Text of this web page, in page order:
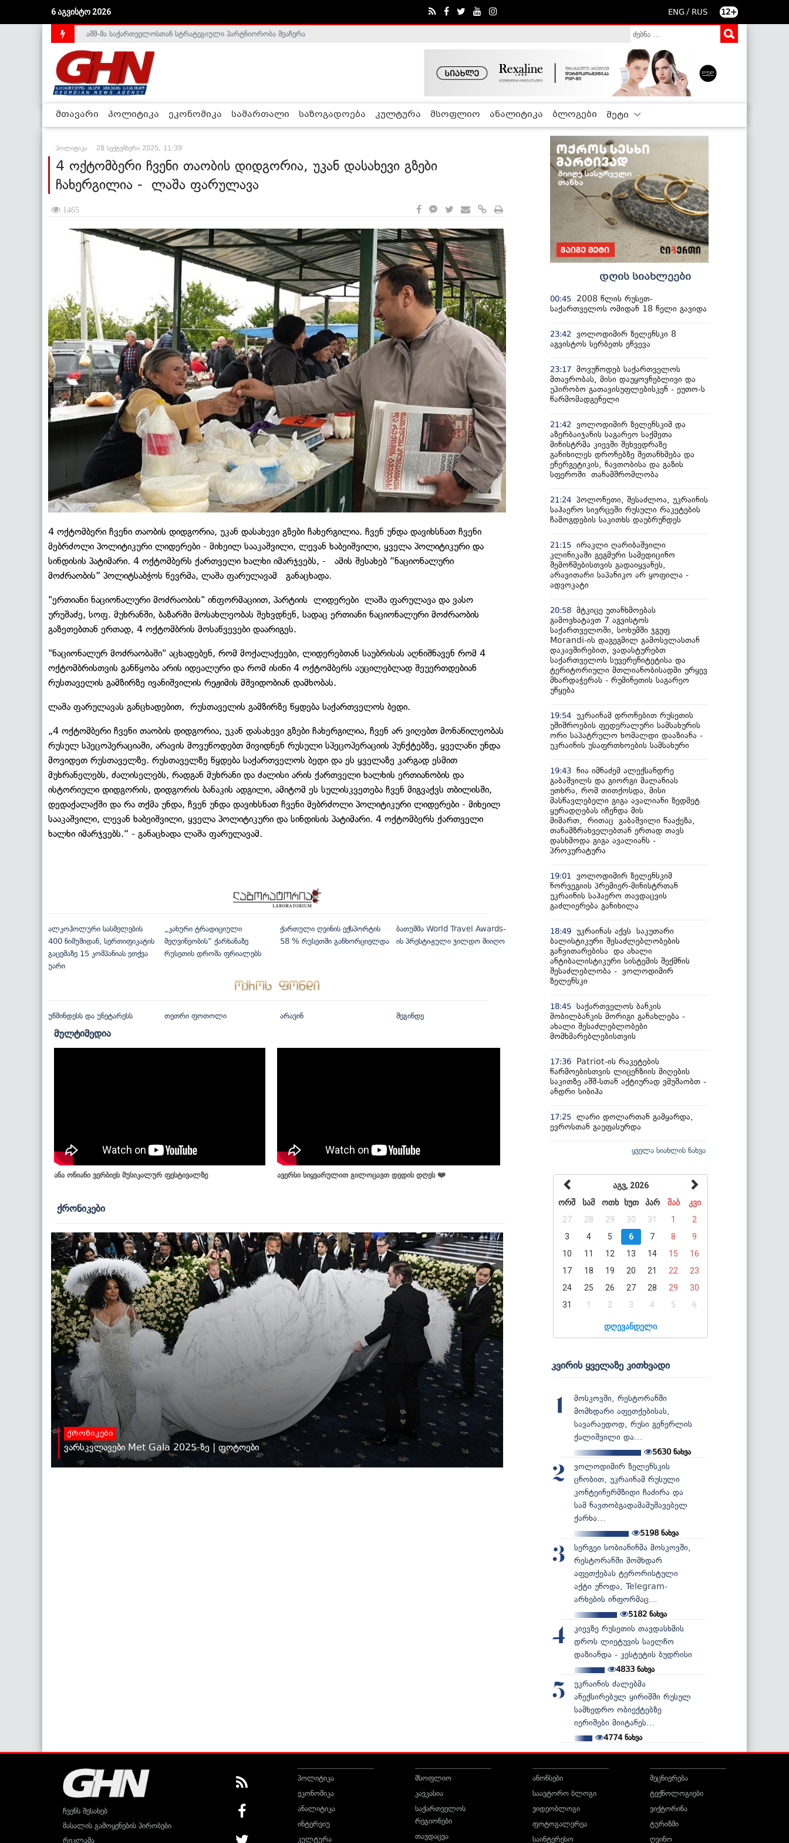
6 აგვისტო 2026 ENG / RUS 12+
საქართველოს დე-ფაქტო მთავრობა არალეგიტიმურია - ჰელსინკის კომისია
აშშ-მა საქართველოსთან სტრატეგიული პარტნიორობა შეაჩერა
მთავარი პოლიტიკა ეკონომიკა სამართალი საზოგადოება კულტურა მსოფლიო ანალიტიკა ბლოგები მეტი
პოლიტიკა 28 სექტემბერი 2025, 11:39
4 ოქტომბერი ჩვენი თაობის დიდგორია, უკან დასახევი გზები
ჩახერგილია - ლაშა ფარულავა
1465
4 ოქტომბერი ჩვენი თაობის დიდგორია, უკან დასახევი გზები ჩახერგილია. ჩვენ უნდა დავიხსნათ ჩვენი
მებრძოლი პოლიტიკური ლიდერები - მიხეილ სააკაშვილი, ლევან ხაბეიშვილი, ყველა პოლიტიკური და
სინდისის პატიმარი. 4 ოქტომბერს ქართველი ხალხი იმარჯვებს, - ამის შესახებ “ნაციონალური
მოძრაობის” პოლიტსაბჭოს წევრმა, ლაშა ფარულავამ განაცხადა.
"ერთიანი ნაციონალური მოძრაობის" ინფორმაციით, პარტიის ლიდერები ლაშა ფარულავა და ვასო
ურუშაძე, სოფ. მუხრანში, ბაზარში მოსახლეობას შეხვდნენ, სადაც ერთიანი ნაციონალური მოძრაობის
გაზეთებთან ერთად, 4 ოქტომბრის მოსაწვევები დაარიგეს.
"ნაციონალურ მოძრაობაში" აცხადებენ, რომ მოქალაქეები, ლიდერებთან საუბრისას აღნიშნავენ რომ 4
ოქტომბრისთვის განწყობა არის იდეალური და რომ ისინი 4 ოქტომბერს აუცილებლად შეუერთდებიან
რუსთაველის გამზირზე ივანიშვილის რეჟიმის მშვიდობიან დამხობას.
ლაშა ფარულავას განცხადებით, რუსთაველის გამზირზე წყდება საქართველოს ბედი.
„4 ოქტომბერი ჩვენი თაობის დიდგორია, უკან დასახევი გზები ჩახერგილია, ჩვენ არ ვიღებთ მონაწილეობას
რუსულ სპეცოპერაციაში, არავის მოვუწოდებთ მივიდნენ რუსული სპეცოპერაციის პუნქტებზე, ყველანი უნდა
მოვიდეთ რუსთაველზე. რუსთაველზე წყდება საქართველოს ბედი და ეს ყველაზე კარგად ესმით
მუხრანელებს, ძალისელებს, რადგან მუხრანი და ძალისი არის ქართველი ხალხის ერთიანობის და
ისტორიული დიდგორის, დიდგორის ბანაკის ადგილი, ამიტომ ეს სულისკვეთება ჩვენ მიგვაქვს თბილისში,
დედაქალაქში და რა თქმა უნდა, ჩვენ უნდა დავიხსნათ ჩვენი მებრძოლი პოლიტიკური ლიდერები - მიხეილ
სააკაშვილი, ლევან ხაბეიშვილი, ყველა პოლიტიკური და სინდისის პატიმარი. 4 ოქტომბერს ქართველი
ხალხი იმარჯვებს.“ - განაცხადა ლაშა ფარულავამ.
ალკოჰოლური სასმელების
400 ნიმუშიდან, სერთიფიკატის
გაცემაზე 15 კომპანიას ეთქვა
უარი
„კახური ტრადიციული
მეღვინეობის“ ქარხანაზე
რუსეთის დროშა ფრიალებს
ქართული ღვინის ექსპორტის
58 % რუსეთში განხორციელდა
ბათუმმა World Travel Awards-
ის პრესტიჟული ჯილდო მიიღო
უწმინდესს და უნეტარესს თეთრი ფოთოლი არავინ შეგინდე
მულტიმედია
ანა ონიანი ვერბიეს მუსიკალურ ფესტივალზე ავერსი სიყვარულით გილოცავთ დედის დღეს ❤️
ქრონიკები
ქრონიკები
ვარსკვლავები Met Gala 2025-ზე | ფოტოები
დღის სიახლეები
00:45
2008 წლის რუსეთ-
საქართველოს ომიდან 18 წელი გავიდა
23:42
ვოლოდიმირ ზელენსკი 8
აგვისტოს სერბეთს ეწვევა
23:17 მოვუწოდებ საქართველოს
მთავრობას, მისი დაუყოვნებლივი და
უპირობო გათავისუფლებისკენ - ეუთო-ს
წარმომადგენელი
21:42
ვოლოდიმირ ზელენსკიმ და
აზერბაიჯანის საგარეო საქმეთა
მინისტრმა კიევში შეხვედრაზე
განიხილეს დრონებზე შეთანხმება და
ენერგეტიკის, ნავთობისა და გაზის
სფეროში თანამშრომლობა
21:24 პოლონეთი, შესაძლოა, უკრაინის
საჰაერო სივრცეში რუსული რაკეტების
ჩამოგდების საკითხს დაუბრუნდეს
21:15 ირაკლი ღარიბაშვილი
კლინიკაში გეგმური სამედიცინო
შემოწმებისთვის გადაიყვანეს,
არავითარი საპანიკო არ ყოფილა -
ადვოკატი
20:58 მტკიცე უთანხმოებას
გამოვხატავთ 7 აგვისტოს
საქართველოში, სოხუმში ჯგუფ
Morandi-ის დაგეგმილ გამოსვლასთან
დაკავშირებით, ვადასტურებთ
საქართველოს სუვერენიტეტისა და
ტერიტორიული მთლიანობისადმი ურყევ
მხარდაჭერას - რუმინეთის საგარეო
უწყება
19:54 უკრაინამ დრონებით რუსეთის
უშიშროების ფედერალური სამსახურის
ორი საპატრულო ხომალდი დააზიანა -
უკრაინის უსაფრთხოების სამსახური
19:43 ნია იმნაძემ ალექსანდრე
გაბაშვილს და გიორგი მალანიას
უთხრა, რომ თითქოსდა, მისი
მასწავლებელი გიგა ავალიანი ზედმეტ
ყურადღებას იჩენდა მის
მიმართ, რითაც გაბაშვილი წააქეზა,
თანამზრახველებთან ერთად თავს
დასხმოდა გიგა ავალიანს -
პროკურატურა
19:01
ვოლოდიმირ ზელენსკიმ
ნორვეგიის პრემიერ-მინისტრთან
უკრაინის საჰაერო თავდაცვის
გაძლიერება განიხილა
18:49 უკრაინას აქვს საკუთარი
ბალისტიკური შესაძლებლობების
განვითარებისა და ახალი
ანტიბალისტიკური სისტემის შექმნის
შესაძლებლობა - ვოლოდიმირ
ზელენსკი
18:45 საქართველოს ბანკის
მობილბანკის მორიგი განახლება -
ახალი შესაძლებლობები
მომხმარებლებისთვის
17:36
Patriot-ის რაკეტების
წარმოებისთვის ლიცენზიის მიღების
საკითზე აშშ-სთან აქტიურად ვმუშაობთ -
ანდრი სიბიჰა
17:25 ლარი დოლართან გამყარდა,
ევროსთან გაუფასურდა
ყველა სიახლის ნახვა
აგვ, 2026
ორშ
სამ ოთხ ხუთ პარ შაბ
კვი
27
28 29 30 31 1
2
3
4 5 6 7 8
9
10
11 12 13 14 15
16
17
18 19 20 21 22
23
24
25 26 27 28 29
30
31
1 2 3 4 5 6
დღევანდელი
კვირის ყველაზე კითხვადი
1
მოსკოვში, რესტორანში
მომხდარი აფეთქებისას,
სავარაუდოდ, რუსი გენერლის
ქალიშვილი და...
5630ნახვა
2
ვოლოდიმირ ზელენსკის
ცნობით, უკრაინამ რუსული
კონტეინერმზიდი ჩაძირა და
სამ ნავთობგადამამუშავებელ
ქარხა...
5198 ნახვა
3
სერგეი სობიანინმა მოსკოვში,
რესტორანში მომხდარ
აფეთქებას ტერორისტული
აქტი უწოდა, Telegram-
არხების ინფორმაც...
5182ნახვა
4
კიევზე რუსეთის თავდასხმის
დროს ლიეტუვის საელჩო
დაზიანდა - კესტუტის ბუდრისი
4833ნახვა
5
უკრაინის ძალებმა
ანექსირებულ ყირიმში რუსულ
სამხედრო ობიექტებზე
იერიშები მიიტანეს...
4774ნახვა
ჩვენს შესახებ
მასალის გამოყენების პირობები
რეკლამა
პოლიტიკა
ეკონომიკა
ანალიტიკა
ინტერვიუ
კულტურა
მსოფლიო
კავკასია
საქართველოს
რეგიონები
თავდაცვა
ანონსები
საავტორო ბლოგი
ვიდეობლოგი
ფოტოგალერეა
საინტერესო
მეცნიერება
ტექნოლოგიები
ვიქტორინა
ტურიზმი
ღვინო